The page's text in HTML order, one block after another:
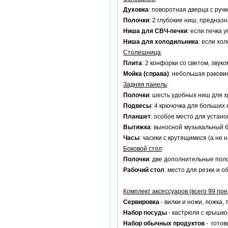
Духовка: поворотная дверца с
Полочки: 2 глубокие ниш,
Ниша для СВЧ-печки: если печка
Ниша для холодильника: если
Столешница:
Плита: 2 конфорки со светом,
Мойка (справа): небольшая
Задняя панель:
Полочки: шесть удобных ниш для
Подвесы: 4 крючочка для больших
Планшет: особое место для
Вытяжка: выносной музыкальный
Часы: часики с крутящимися (а
Боковой стол:
Полочки: две дополнительные
Рабочий стол: место для резки и
Комплект аксессуаров (всего 99
Сервировка - вилки и ножи, ложка,
Набор посуды - кастрюля с
Набор обычных продуктов -